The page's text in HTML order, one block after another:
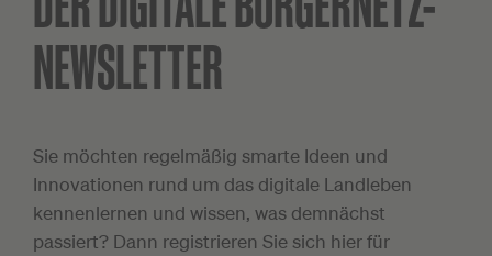
NEWSLETTER
Sie möchten regelmäßig smarte Ideen und
Innovationen rund um das digitale Landleben
kennenlernen und wissen, was demnächst
passiert? Dann registrieren Sie sich hier für